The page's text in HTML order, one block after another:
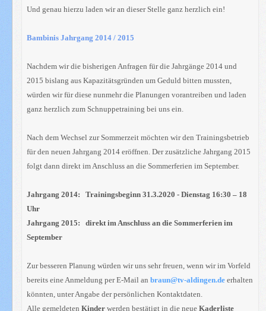
Und genau hierzu laden wir an dieser Stelle ganz herzlich ein!
Bambinis Jahrgang 2014 / 2015
Nachdem wir die bisherigen Anfragen für die Jahrgänge 2014 und
2015 bislang aus Kapazitätsgründen um Geduld bitten mussten,
würden wir für diese nunmehr die Planungen vorantreiben und laden
ganz herzlich zum Schnuppetraining bei uns ein.
Nach dem Wechsel zur Sommerzeit möchten wir den Trainingsbetrieb
für den neuen Jahrgang 2014 eröffnen. Der zusätzliche Jahrgang 2015
folgt dann direkt im Anschluss an die Sommerferien im September.
Jahrgang 2014: Trainingsbeginn 31.3.2020 - Dienstag 16:30 – 18
Uhr
Jahrgang 2015: direkt im Anschluss an die Sommerferien im
September
Zur besseren Planung würden wir uns sehr freuen, wenn wir im Vorfeld
bereits eine Anmeldung per E-Mail anbraun@tv-aldingen.de erhalten
könnten, unter Angabe der persönlichen Kontaktdaten.
Alle gemeldetenKinder werden bestätigt in die neueKaderliste